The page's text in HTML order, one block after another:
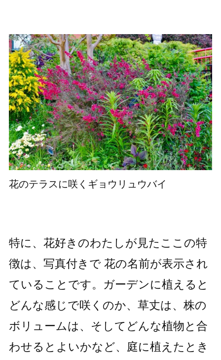
花のテラスに咲くギョウリュウバイ
特に、花好きのわたしが見たここの特
徴は、写真付きで 花の名前が表示され
ていることです。ガーデンに植えると
どんな感じで咲くのか、草丈は、株の
ボリュームは、そしてどんな植物と合
わせるとよいかなど、庭に植えたとき